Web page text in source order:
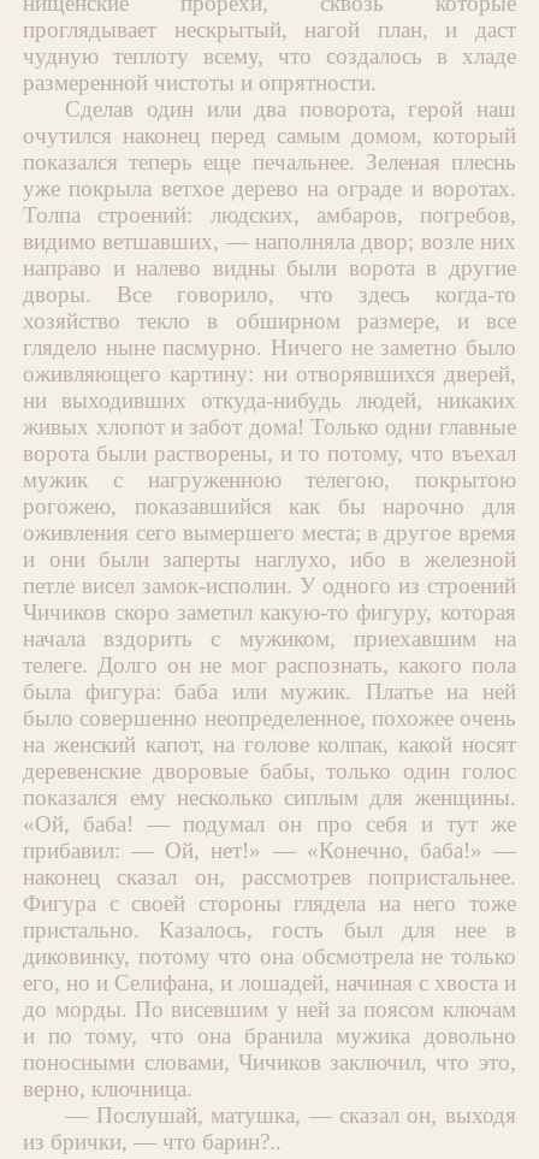
проглядывает нескрытый, нагой план, и даст
чудную теплоту всему, что создалось в хладе
размеренной чистоты и опрятности.
Сделав один или два поворота, герой наш
очутился наконец перед самым домом, который
показался теперь еще печальнее. Зеленая плеснь
уже покрыла ветхое дерево на ограде и воротах.
Толпа строений: людских, амбаров, погребов,
видимо ветшавших, — наполняла двор; возле них
направо и налево видны были ворота в другие
дворы. Все говорило, что здесь когда-то
хозяйство текло в обширном размере, и все
глядело ныне пасмурно. Ничего не заметно было
оживляющего картину: ни отворявшихся дверей,
ни выходивших откуда-нибудь людей, никаких
живых хлопот и забот дома! Только одни главные
ворота были растворены, и то потому, что въехал
мужик с нагруженною телегою, покрытою
рогожею, показавшийся как бы нарочно для
оживления сего вымершего места; в другое время
и они были заперты наглухо, ибо в железной
петле висел замок-исполин. У одного из строений
Чичиков скоро заметил какую-то фигуру, которая
начала вздорить с мужиком, приехавшим на
телеге. Долго он не мог распознать, какого пола
была фигура: баба или мужик. Платье на ней
было совершенно неопределенное, похожее очень
на женский капот, на голове колпак, какой носят
деревенские дворовые бабы, только один голос
показался ему несколько сиплым для женщины.
«Ой, баба! — подумал он про себя и тут же
прибавил: — Ой, нет!» — «Конечно, баба!» —
наконец сказал он, рассмотрев попристальнее.
Фигура с своей стороны глядела на него тоже
пристально. Казалось, гость был для нее в
диковинку, потому что она обсмотрела не только
его, но и Селифана, и лошадей, начиная с хвоста и
до морды. По висевшим у ней за поясом ключам
и по тому, что она бранила мужика довольно
поносными словами, Чичиков заключил, что это,
верно, ключница.
— Послушай, матушка, — сказал он, выходя
из брички, — что барин?..